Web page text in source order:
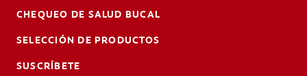
CHEQUEO DE SALUD BUCAL
SELECCIÓN DE PRODUCTOS
SUSCRÍBETE